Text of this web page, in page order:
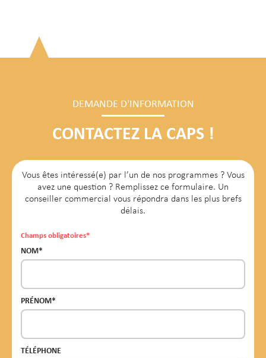
DEMANDE D'INFORMATION
CONTACTEZ LA CAPS !
Vous êtes intéressé(e) par l’un de nos programmes ? Vous
avez une question ? Remplissez ce formulaire. Un
conseiller commercial vous répondra dans les plus brefs
délais.
Champs obligatoires*
NOM*
PRÉNOM*
TÉLÉPHONE